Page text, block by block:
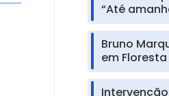
“Até
Bruno
em Floresta